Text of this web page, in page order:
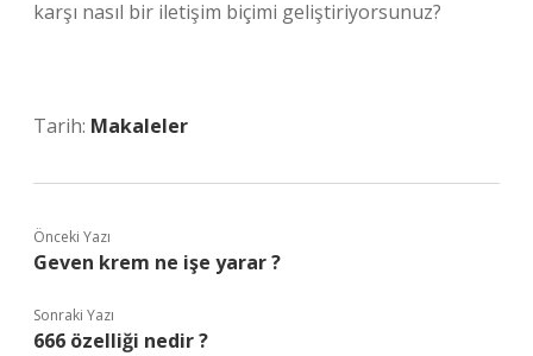
karşı nasıl bir iletişim biçimi geliştiriyorsunuz?
Tarih: Makaleler
Önceki Yazı
Geven krem ne işe yarar ?
Sonraki Yazı
666 özelliği nedir ?